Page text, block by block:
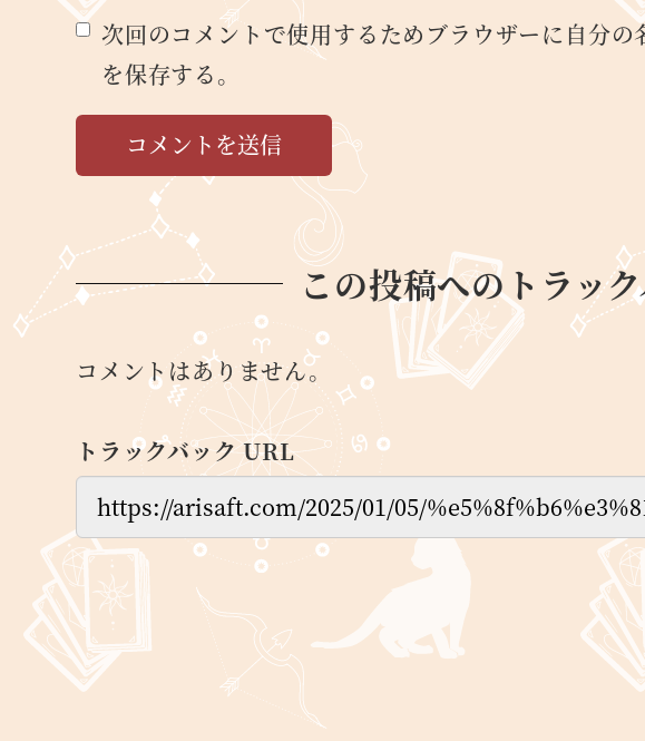
次回のコメントで使用するためブラウザーに自分の
を保存する。
この投稿へのトラッ
コメントはありません。
トラックバック URL